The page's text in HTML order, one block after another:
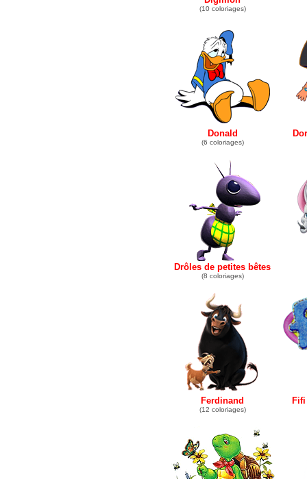
(10 coloriages)
Donald
(6 coloriages)
Drôles de petites bêtes
(8 coloriages)
Ferdinand
(12 coloriages)